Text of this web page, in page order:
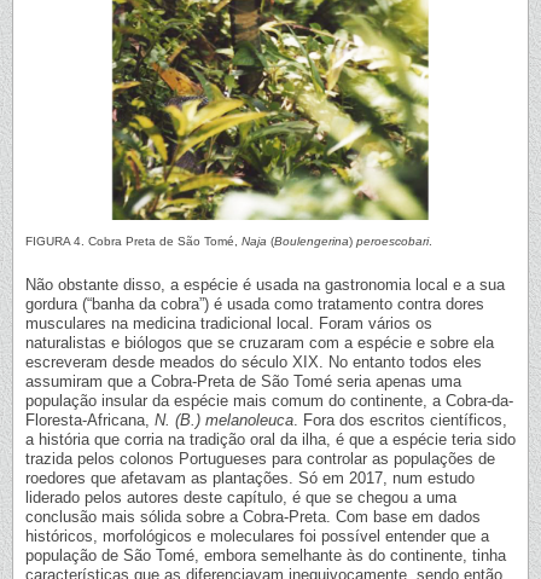
FIGURA 4. Cobra Preta de São Tomé, Naja (Boulengerina) peroescobari.
Não obstante disso, a espécie é usada na gastronomia local e a sua
gordura (“banha da cobra”) é usada como tratamento contra dores
musculares na medicina tradicional local. Foram vários os
naturalistas e biólogos que se cruzaram com a espécie e sobre ela
escreveram desde meados do século XIX. No entanto todos eles
assumiram que a Cobra-Preta de São Tomé seria apenas uma
população insular da espécie mais comum do continente, a Cobra-da-
Floresta-Africana, N. (B.) melanoleuca . Fora dos escritos científicos,
a história que corria na tradição oral da ilha, é que a espécie teria sido
trazida pelos colonos Portugueses para controlar as populações de
roedores que afetavam as plantações. Só em 2017, num estudo
liderado pelos autores deste capítulo, é que se chegou a uma
conclusão mais sólida sobre a Cobra-Preta. Com base em dados
históricos, morfológicos e moleculares foi possível entender que a
população de São Tomé, embora semelhante às do continente, tinha
características que as diferenciavam inequivocamente, sendo então